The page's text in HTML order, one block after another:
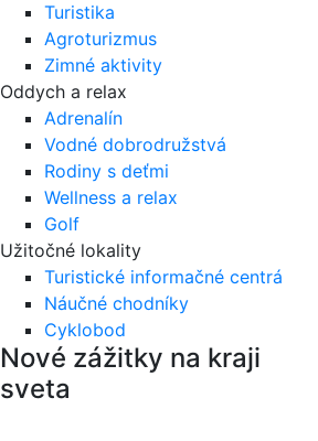
Turistika
Agroturizmus
Zimné aktivity
Oddych a relax
Adrenalín
Vodné dobrodružstvá
Rodiny s deťmi
Wellness a relax
Golf
Užitočné lokality
Turistické informačné centrá
Náučné chodníky
Cyklobod
Nové zážitky na kraji
sveta